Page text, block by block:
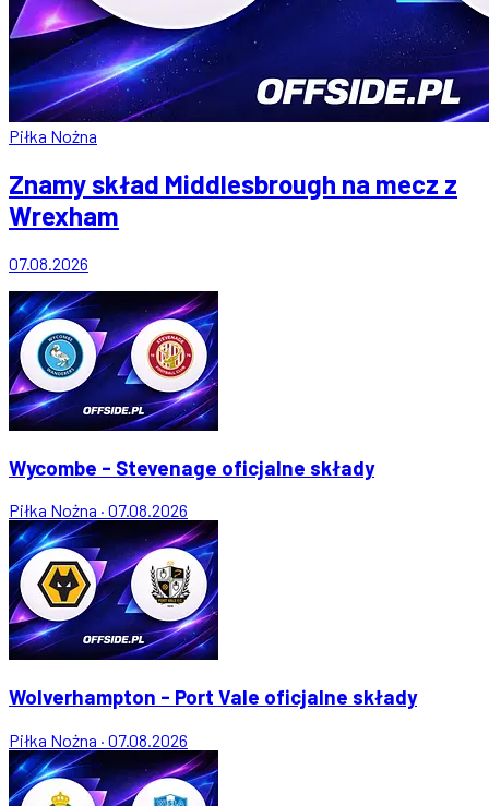
Piłka Nożna
Znamy skład Middlesbrough na mecz z
Wrexham
07.08.2026
Wycombe - Stevenage oficjalne składy
Piłka Nożna · 07.08.2026
Wolverhampton - Port Vale oficjalne składy
Piłka Nożna · 07.08.2026